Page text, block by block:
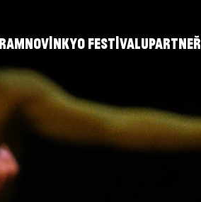
NOVINKYO FESTIVALU PARTNEŘI